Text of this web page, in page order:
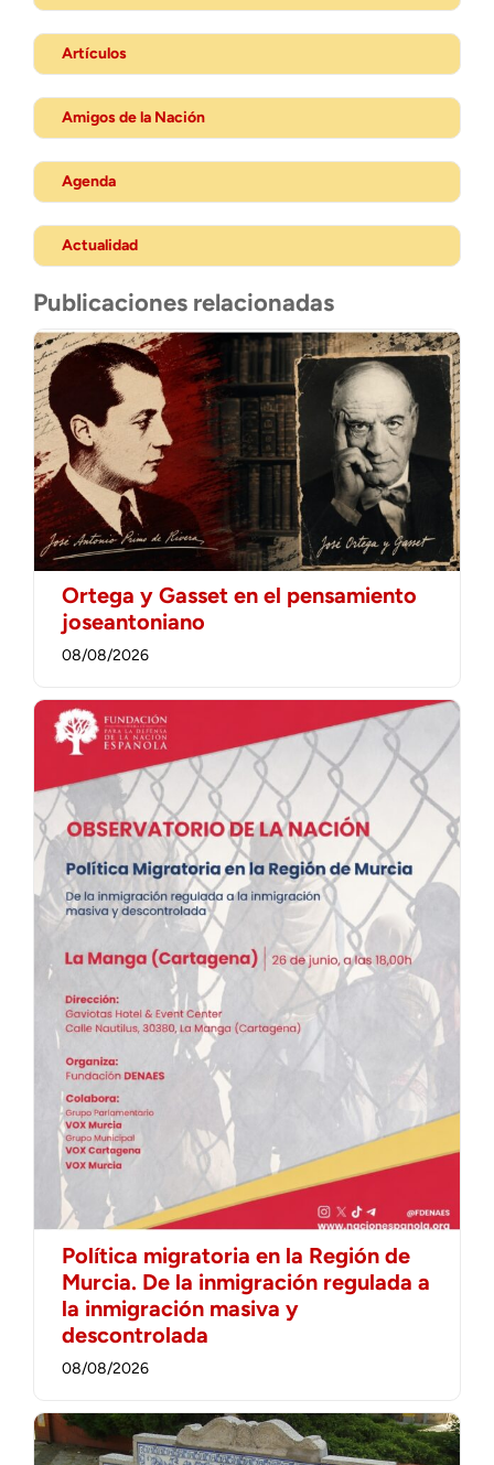
Artículos
Amigos de la Nación
Agenda
Actualidad
Publicaciones relacionadas
Ortega y Gasset en el pensamiento
joseantoniano
08/08/2026
Política migratoria en la Región de
Murcia. De la inmigración regulada a
la inmigración masiva y
descontrolada
08/08/2026